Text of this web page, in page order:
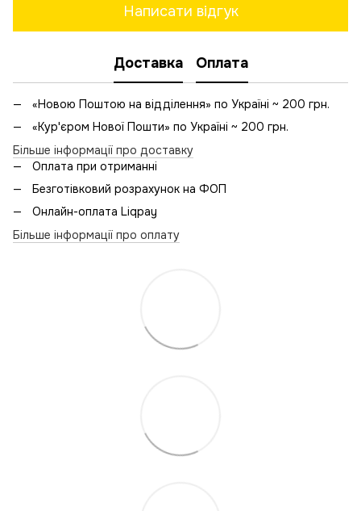
Написати відгук
Доставка Оплата
«Новою Поштою на відділення» по Україні ~ 200 грн.
«Кур'єром Нової Пошти» по Україні ~ 200 грн.
Більше інформації про доставку
Оплата при отриманні
Безготівковий розрахунок на ФОП
Онлайн-оплата Liqpay
Більше інформації про оплату